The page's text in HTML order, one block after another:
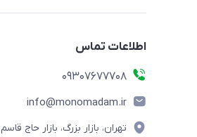
اطلاعات تماس
09307677708
info@monomadam.ir
تهران، بازار بزرگ، بازار حاج قاسم